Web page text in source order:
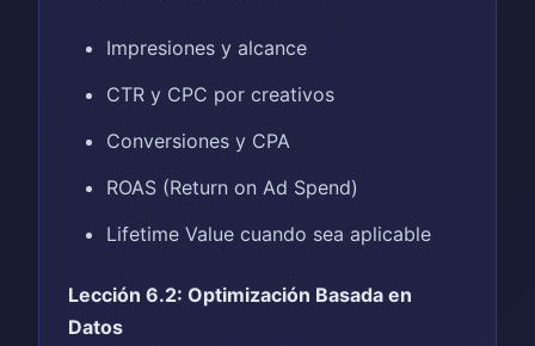
Impresiones y alcance
CTR y CPC por creativos
Conversiones y CPA
ROAS (Return on Ad Spend)
Lifetime Value cuando sea aplicable
Lección 6.2: Optimización Basada en
Datos